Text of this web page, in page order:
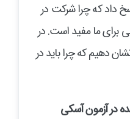
داد که چرا شرکت در
برای ما مفید است. در
دهیم که چرا باید در
در آزمون آسکی